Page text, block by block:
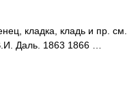
кладка, кладь и пр. см.
Даль. 1863 1866 …